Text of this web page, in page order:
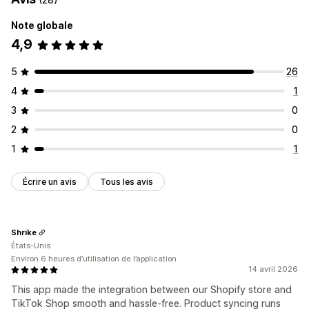
Note globale
4,9
5
26
4
1
3
0
2
0
1
1
Écrire un avis Tous les avis
14 avril 2026
This app made the integration between our Shopify store and
TikTok Shop smooth and hassle-free. Product syncing runs
Shrike
États-Unis
Environ 6 heures d’utilisation de l’application